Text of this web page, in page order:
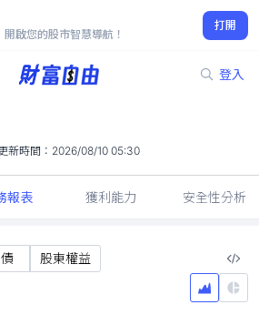
啟您的股市智慧導航！
打開
登入
28.80
1.4%
新時間： 2026/08/10 05:30
報表 獲利能力 安全性分析
股東權益